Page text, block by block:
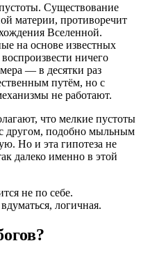
Существование
материи, противоречит
Вселенной.
на основе известных
ничего
— в десятки раз
путём, но с
не работают.
что мелкие пустоты
другом, подобно мыльным
Но и эта гипотеза не
далеко именно в этой
не по себе.
логичная.